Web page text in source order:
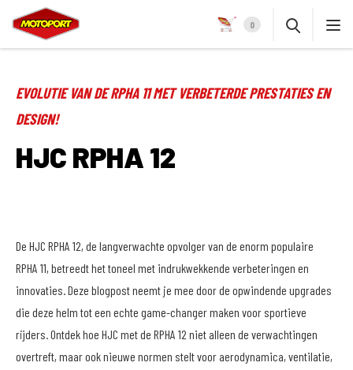
0
EVOLUTIE VAN DE RPHA 11 MET VERBETERDE PRESTATIES EN
DESIGN!
HJC RPHA 12
De HJC RPHA 12, de langverwachte opvolger van de enorm populaire
RPHA 11, betreedt het toneel met indrukwekkende verbeteringen en
innovaties. Deze blogpost neemt je mee door de opwindende upgrades
die deze helm tot een echte game-changer maken voor sportieve
rijders. Ontdek hoe HJC met de RPHA 12 niet alleen de verwachtingen
overtreft, maar ook nieuwe normen stelt voor aerodynamica, ventilatie,